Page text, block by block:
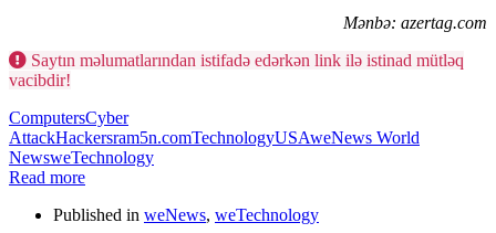
Mənbə: azertag.com
Saytın məlumatlarından istifadə edərkən link ilə istinad mütləq
vacibdir!
ComputersCyber
AttackHackersram5n.comTechnologyUSAweNews World
NewsweTechnology
Read more
Published in weNews, weTechnology